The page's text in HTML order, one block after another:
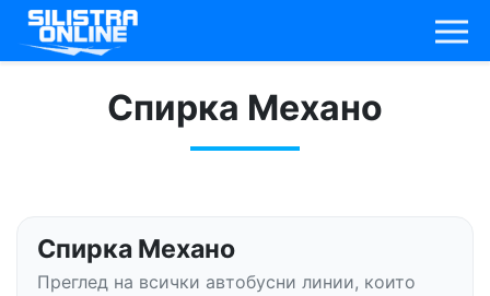
Спирка Механо
Спирка Механо
Преглед на всички автобусни линии, които